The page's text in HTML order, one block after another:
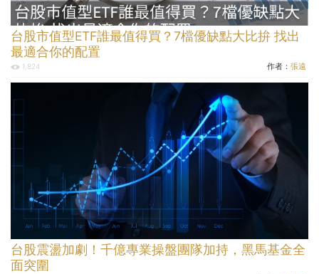
台股市值型ETF誰最值得買？7檔優缺點大比拚 找出
最適合你的配置
1,824 作者： 張遠
台股震盪加劇！千億專業操盤團隊加持，黑馬基金全
面突圍